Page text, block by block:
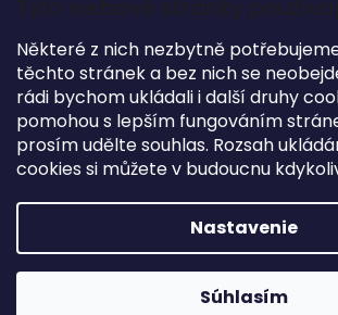
Tyto webové stránky
Některé z nich nezbytně
těchto stránek a bez nich se
rádi bychom ukládali i další druhy
pomohou s lepším fungováním
prosím udělte souhlas. Rozsah
cookies si můžete v budoucnu
Nastavenie
Súhlasím
Garance dodání do Vánoc na objednávky
Dárkové předměty
O nás
Vytvoril Shoptet
Copyright 2026Wood Kingdom. Všetky
Grafický návrh vytvořil a nakódoval